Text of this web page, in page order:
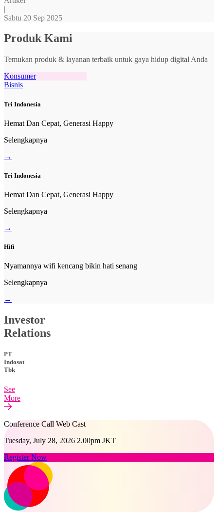
|
Sabtu 20 Sep 2025
Produk Kami
Temukan produk & layanan terbaik untuk gaya hidup digital Anda
Konsumer
Bisnis
Tri Indonesia
Hemat Dan Cepat, Generasi Happy
Selengkapnya
→
Tri Indonesia
Hemat Dan Cepat, Generasi Happy
Selengkapnya
→
Hifi
Nyamannya wifi kencang bikin hati senang
Selengkapnya
→
Investor
Relations
PT
Indosat
Tbk
See
More
Conference Call Web Cast
Tuesday, July 28, 2026 2.00pm JKT
Register Now